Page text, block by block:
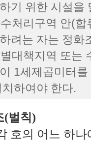
기 위한 시설을
처리구역 안(
려는 자는 정화
대책지역 또는
1세제곱미터
치하여야 한다.
(벌칙)
호의 어느 하